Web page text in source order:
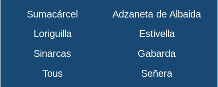
Sumacárcel
Adzaneta de Albaida
Loriguilla
Estivella
Sinarcas
Gabarda
Tous
Señera